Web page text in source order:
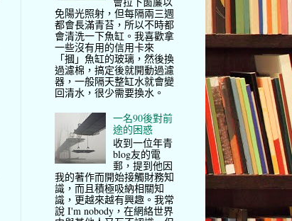
免陽光照射，但每隔兩三週
都會長滿青苔，所以不時都
會清洗一下魚缸。我喜歡拿
一些沒有用的信用卡來
「摑」魚缸的玻璃，然後換
過濾棉，搞定後就開動過濾
器，一般隔天整缸水就會變
回清水，很少需要換水。
一名90後對前
途的困惑
收到一位年青
blog友的電
郵，提到他因
我的著作而開始接觸財務知
識，而且積極吸納相關知
識，更越來越有興趣。我常
說 I'm nobody，在網絡世界